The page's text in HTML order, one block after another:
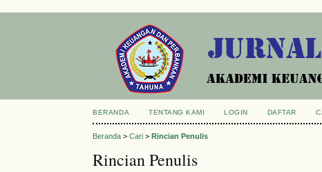
BERANDA TENTANG KAMI LOGIN DAFTAR
Beranda >Cari >Rincian Penulis
Rincian Penulis